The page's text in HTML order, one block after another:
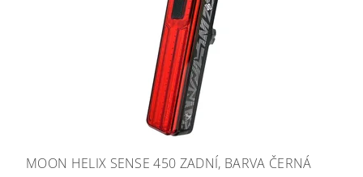
MOON HELIX SENSE 450 ZADNÍ, BARVA ČERNÁ